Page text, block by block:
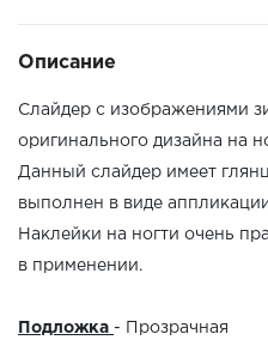
Описание
Слайдер с изображениями
оригинального дизайна на
Данный слайдер имеет
выполнен в виде
Наклейки на ногти очень
в применении.
Подложка - Прозрачная